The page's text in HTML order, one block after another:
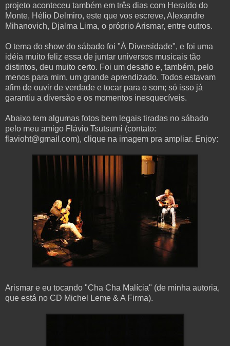
projeto aconteceu também em três dias com Heraldo do
Monte, Hélio Delmiro, este que vos escreve, Alexandre
Mihanovich, Djalma Lima, o próprio Arismar, entre outros.
O tema do show do sábado foi "À Diversidade", e foi uma
idéia muito feliz essa de juntar universos musicais tão
distintos, deu muito certo. Foi um desafio e, também, pelo
menos para mim, um grande aprendizado. Todos estavam
afim de ouvir de verdade e tocar para o som; só isso já
garantiu a diversão e os momentos inesquecíveis.
Abaixo tem algumas fotos bem legais tiradas no sábado
pelo meu amigo Flávio Tsutsumi (contato:
flavioht@gmail.com), clique na imagem pra ampliar. Enjoy:
Arismar e eu tocando "Cha Cha Malícia" (de minha autoria,
que está no CD Michel Leme & A Firma).